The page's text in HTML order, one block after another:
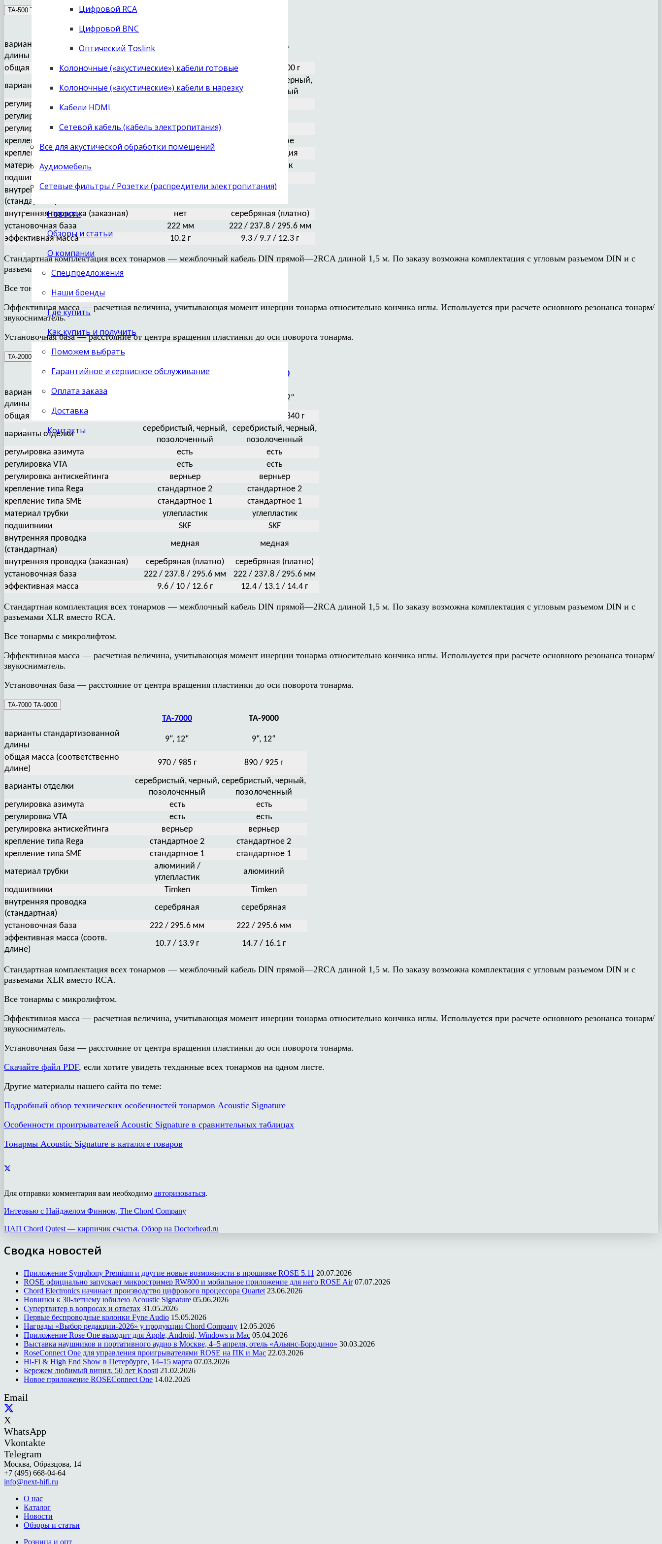
Цифровой RCA
Цифровой BNC
Оптический Toslink
Колоночные («акустические») кабели готовые
Колоночные («акустические») кабели в нарезку
Кабели HDMI
Сетевой кабель (кабель электропитания)
Всё для акустической обработки помещений
Аудиомебель
Сетевые фильтры / Розетки (распредители электропитания)
Новости
Обзоры и статьи
О компании
Спецпредложения
Наши бренды
Где купить
Как купить и получить
Поможем выбрать
Гарантийное и сервисное обслуживание
Оплата заказа
Доставка
Контакты
TA-500 TA-1000
варианты стандартизованной
длины
9“, 10“, 12“
общая масса
585 г
575 / 585 / 600 г
варианты отделки
серебристый
серебристый, черный,
позолоченный
регулировка азимута
регулировка VTA
регулировка антискейтинга
грузик
крепление типа Rega
стандартное
крепление типа SME
платная опция
платная опция
материал трубки
углепластик
подшипники
внутренняя проводка
(стандартная)
внутренняя проводка (заказная)
нет
серебряная (платно)
установочная база
222 мм
222 / 237.8 / 295.6 мм
эффективная масса
10.2 г 9.3 / 9.7 / 12.3 г
Стандартная комплектация всех тонармов — межблочный кабель DIN прямой—2RCA длиной 1,5 м. По заказу возможна комплектация с угловым разъемом DIN и с
разъемами XLR вместо RCA.
Все тонармы с микролифтом.
Эффективная масса — расчетная величина, учитывающая момент инерции тонарма относительно кончика иглы. Используется при расчете основного резонанса тонарм/
звукосниматель.
Установочная база — расстояние от центра вращения пластинки до оси поворота тонарма.
TA-2000 TA-5000
TA-2000
TA-5000
варианты стандартизованной
длины
9“, 10“, 12“
общая масса
820 / 830 / 840 г
варианты отделки
серебристый, черный,
позолоченный
серебристый, черный,
позолоченный
регулировка азимута
есть
есть
регулировка VTA
есть
есть
регулировка антискейтинга
верньер
верньер
крепление типа Rega
стандартное 2
стандартное 2
крепление типа SME
стандартное 1
стандартное 1
материал трубки
углепластик
углепластик
подшипники
SKF
SKF
внутренняя проводка
(стандартная)
медная
медная
внутренняя проводка (заказная)
серебряная (платно)
серебряная (платно)
установочная база
222 / 237.8 / 295.6 мм
222 / 237.8 / 295.6 мм
эффективная масса
9.6 / 10 / 12.6 г 12.4 / 13.1 / 14.4 г
Стандартная комплектация всех тонармов — межблочный кабель DIN прямой—2RCA длиной 1,5 м. По заказу возможна комплектация с угловым разъемом DIN и с
разъемами XLR вместо RCA.
Все тонармы с микролифтом.
Эффективная масса — расчетная величина, учитывающая момент инерции тонарма относительно кончика иглы. Используется при расчете основного резонанса тонарм/
звукосниматель.
Установочная база — расстояние от центра вращения пластинки до оси поворота тонарма.
TA-7000 TA-9000
TA-7000
TA-9000
варианты стандартизованной
длины
9“, 12“
9“, 12“
общая масса (соответственно
длине)
970 / 985 г 890 / 925 г
варианты отделки
серебристый, черный,
позолоченный
серебристый, черный,
позолоченный
регулировка азимута
есть
есть
регулировка VTA
есть
есть
регулировка антискейтинга
верньер
верньер
крепление типа Rega
стандартное 2
стандартное 2
крепление типа SME
стандартное 1
стандартное 1
материал трубки
алюминий /
углепластик
алюминий
подшипники
Timken
Timken
внутренняя проводка
(стандартная)
серебряная
серебряная
установочная база
222 / 295.6 мм
222 / 295.6 мм
эффективная масса (соотв.
длине)
10.7 / 13.9 г 14.7 / 16.1 г
Стандартная комплектация всех тонармов — межблочный кабель DIN прямой—2RCA длиной 1,5 м. По заказу возможна комплектация с угловым разъемом DIN и с
разъемами XLR вместо RCA.
Все тонармы с микролифтом.
Эффективная масса — расчетная величина, учитывающая момент инерции тонарма относительно кончика иглы. Используется при расчете основного резонанса тонарм/
звукосниматель.
Установочная база — расстояние от центра вращения пластинки до оси поворота тонарма.
Скачайте файл PDF, если хотите увидеть техданные всех тонармов на одном листе.
Другие материалы нашего сайта по теме:
Подробный обзор технических особенностей тонармов Acoustic Signature
Особенности проигрывателей Acoustic Signature в сравнительных таблицах
Тонармы Acoustic Signature в каталоге товаров
Для отправки комментария вам необходимо авторизоваться.
Интервью с Найджелом Финном, The Chord Company
ЦАП Chord Qutest — кирпичик счастья. Обзор на Doctorhead.ru
Сводка новостей
Приложение Symphony Premium и другие новые возможности в прошивке ROSE 5.11 20.07.2026
ROSE официально запускает микростример RW800 и мобильное приложение для него ROSE Air 07.07.2026
Chord Electronics начинает производство цифрового процессора Quartet 23.06.2026
Новинки к 30-летнему юбилею Acoustic Signature 05.06.2026
Супертвитер в вопросах и ответах 31.05.2026
Первые беспроводные колонки Fyne Audio 15.05.2026
Награды «Выбор редакции-2026» у продукции Chord Company 12.05.2026
Приложение Rose One выходит для Apple, Android, Windows и Mac 05.04.2026
Выставка наушников и портативного аудио в Москве, 4–5 апреля, отель «Альянс-Бородино» 30.03.2026
RoseConnect One для управления проигрывателями ROSE на ПК и Mac 22.03.2026
Hi-Fi & High End Show в Петербурге, 14–15 марта 07.03.2026
Бережем любимый винил. 50 лет Knosti 21.02.2026
Новое приложение ROSEConnect One 14.02.2026
Email
X
WhatsApp
Vkontakte
Telegram
Москва, Образцова, 14
+7 (495) 668-04-64
info@next-hifi.ru
О нас
Каталог
Новости
Обзоры и статьи
Розница и опт